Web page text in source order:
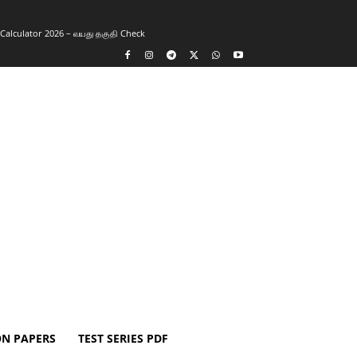
2026 – வயது தகுதி Check
PAPERS TEST SERIES PDF